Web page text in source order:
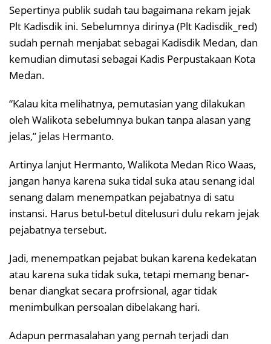
Sepertinya publik sudah tau bagaimana rekam jejak
Plt Kadisdik ini. Sebelumnya dirinya (Plt Kadisdik_red)
sudah pernah menjabat sebagai Kadisdik Medan, dan
kemudian dimutasi sebagai Kadis Perpustakaan Kota
Medan.
“Kalau kita melihatnya, pemutasian yang dilakukan
oleh Walikota sebelumnya bukan tanpa alasan yang
jelas,” jelas Hermanto.
Artinya lanjut Hermanto, Walikota Medan Rico Waas,
jangan hanya karena suka tidal suka atau senang idal
senang dalam menempatkan pejabatnya di satu
instansi. Harus betul-betul ditelusuri dulu rekam jejak
pejabatnya tersebut.
Jadi, menempatkan pejabat bukan karena kedekatan
atau karena suka tidak suka, tetapi memang benar-
benar diangkat secara profrsional, agar tidak
menimbulkan persoalan dibelakang hari.
Adapun permasalahan yang pernah terjadi dan